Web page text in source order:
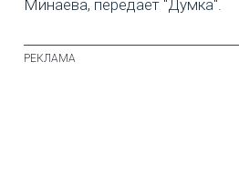
Минаева, передает "Думка".